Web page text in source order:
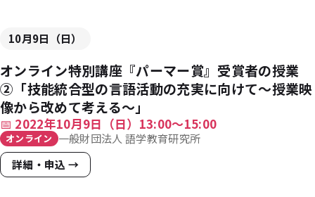
10月9日（日）
オンライン特別講座『パーマー賞』受賞者の授業
②「技能統合型の言語活動の充実に向けて〜授業映
像から改めて考える〜」
📅 2022年10月9日（日）13:00〜15:00
オンライン 一般財団法人 語学教育研究所
詳細・申込 →